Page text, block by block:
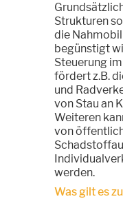
Strukturen
die
begünstigt
Steuerung
fördert z.B.
und
von Stau an
Weiteren
von
werden.
Was gilt es